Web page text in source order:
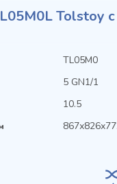
Tolstoy
TL05M0
5 GN1/1
10.5